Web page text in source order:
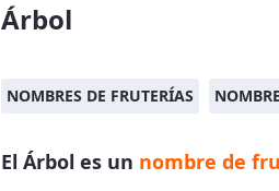
Árbol
NOMBRES DE FRUTERÍAS
El Árbol es un nombre de